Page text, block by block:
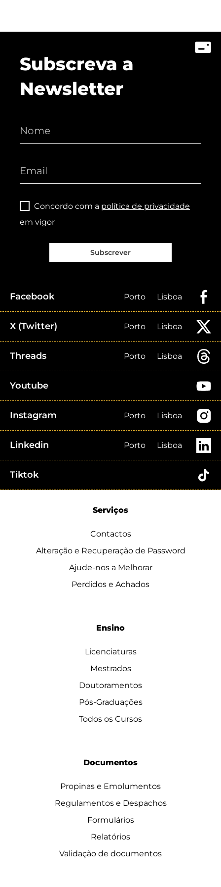
Subscreva a
Newsletter
Concordo com a política de privacidade
em vigor
Subscrever
Facebook Porto Lisboa
X (Twitter) Porto Lisboa
Threads Porto Lisboa
Youtube
Instagram Porto Lisboa
Linkedin Porto Lisboa
Tiktok
Serviços
Contactos
Alteração e Recuperação de Password
Ajude-nos a Melhorar
Perdidos e Achados
Ensino
Licenciaturas
Mestrados
Doutoramentos
Pós-Graduações
Todos os Cursos
Documentos
Propinas e Emolumentos
Regulamentos e Despachos
Formulários
Relatórios
Validação de documentos